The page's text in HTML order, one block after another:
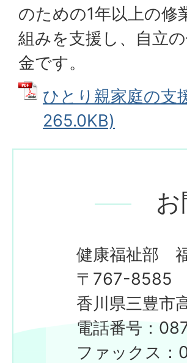
のための1年以上の修
組みを支援し、自立
金です。
ひとり親家庭の支
265.0KB)
健康福祉部
〒767-8585
香川県三豊市
電話番号：
ファックス